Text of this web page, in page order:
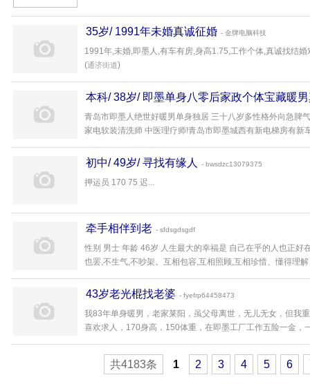
35岁/ 1991年未婚真诚征婚 - 金牌电脑科技
1991年,未婚,即墨人,有车有房,身高1.75,工作个体,真诚找结
(通济街道)
本科/ 38岁/ 即墨单身八零后家政个体宝藏暖
青岛市即墨人绝世好暖男单身独居 三十八岁多性格外向急脾
家电软装清洗师 中医理疗师!青岛市即墨城西有新电梯房有新
初中/ 49岁/ 寻找有缘人 - bwsdzc13079375
押运员 170 75 迟...
牵手相伴到老 - sfdsgdsgdf
性别 男士 年龄 46岁 人生最大的幸福是 自己在乎的人也正
也罢,不生气,不吵架。互相包容,互相照顾,互相珍惜、懂得理
43岁老光棍找老婆 - fyefrp64458473
我83年单身暖男，老家莱阳，虽父母离世，无儿无女，但我
喜欢求人，170身高，150体重，在即墨工厂工作五险一金，
共4183条 1 2 3 4 5 6